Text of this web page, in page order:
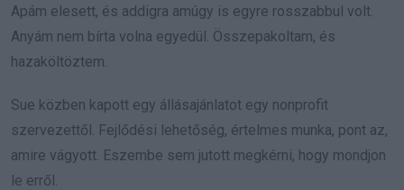
Apám elesett, és addigra amúgy is egyre rosszabbul volt.
Anyám nem bírta volna egyedül. Összepakoltam, és
hazaköltöztem.
Sue közben kapott egy állásajánlatot egy nonprofit
szervezettől. Fejlődési lehetőség, értelmes munka, pont az,
amire vágyott. Eszembe sem jutott megkérni, hogy mondjon
le erről.